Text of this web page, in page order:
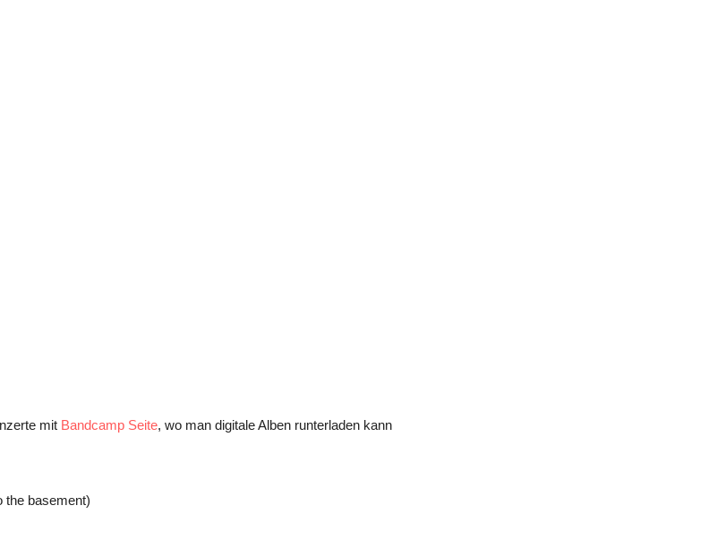
mit Bandcamp Seite, wo man digitale Alben runterladen kann
the basement)